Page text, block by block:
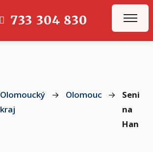
733 304 830
Olomoucký
kraj
→ Olomouc →
Senice
na
Hané